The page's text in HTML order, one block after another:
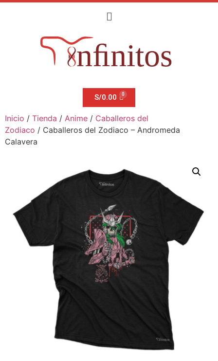
S/0.00
Inicio / Tienda / Anime / Caballeros del
Zodiaco / Caballeros del Zodiaco – Andromeda
Calavera